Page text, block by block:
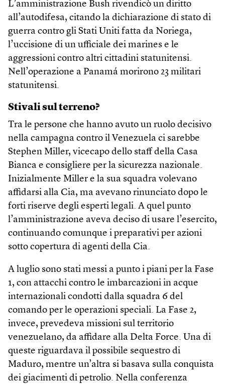
L’amministrazione Bush rivendicò un diritto
all’autodifesa, citando la dichiarazione di stato di
guerra contro gli Stati Uniti fatta da Noriega,
l’uccisione di un ufficiale dei marines e le
aggressioni contro altri cittadini statunitensi.
Nell’operazione a Panamá morirono 23 militari
statunitensi.
Stivali sul terreno?
Tra le persone che hanno avuto un ruolo decisivo
nella campagna contro il Venezuela ci sarebbe
Stephen Miller, vicecapo dello staff della Casa
Bianca e consigliere per la sicurezza nazionale.
Inizialmente Miller e la sua squadra volevano
affidarsi alla Cia, ma avevano rinunciato dopo le
forti riserve degli esperti legali. A quel punto
l’amministrazione aveva deciso di usare l’esercito,
continuando comunque i preparativi per azioni
sotto copertura di agenti della Cia.
A luglio sono stati messi a punto i piani per la Fase
1, con attacchi contro le imbarcazioni in acque
internazionali condotti dalla squadra 6 del
comando per le operazioni speciali. La Fase 2,
invece, prevedeva missioni sul territorio
venezuelano, da affidare alla Delta Force. Una di
queste riguardava il possibile sequestro di
Maduro, mentre un’altra si basava sulla conquista
dei giacimenti di petrolio. Nella conferenza